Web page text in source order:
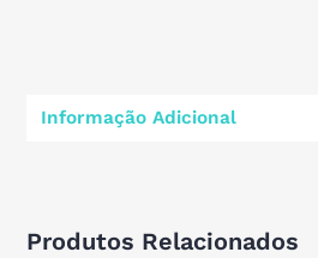
Informação Adicional
Produtos Relacionados